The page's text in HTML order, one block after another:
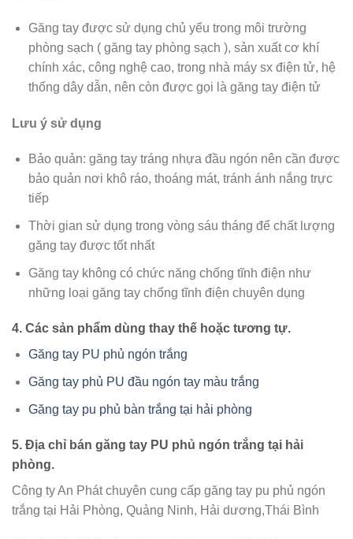
Găng tay được sử dụng chủ yếu trong môi trường
phòng sạch ( găng tay phòng sạch ), sản xuất cơ khí
chính xác, công nghệ cao, trong nhà máy sx điện tử, hệ
thống dây dẫn, nên còn được gọi là găng tay điện tử
Lưu ý sử dụng
Bảo quản: găng tay tráng nhựa đầu ngón nên cần được
bảo quản nơi khô ráo, thoáng mát, tránh ánh nắng trực
tiếp
Thời gian sử dụng trong vòng sáu tháng để chất lượng
găng tay được tốt nhất
Găng tay không có chức năng chống tĩnh điện như
những loại găng tay chống tĩnh điện chuyên dụng
4. Các sản phẩm dùng thay thế hoặc tương tự.
Găng tay PU phủ ngón trắng
Găng tay phủ PU đầu ngón tay màu trắng
Găng tay pu phủ bàn trắng tại hải phòng
5. Địa chỉ bán găng tay PU phủ ngón trắng tại hải
phòng.
Công ty An Phát chuyên cung cấp găng tay pu phủ ngón
trắng tại Hải Phòng, Quảng Ninh, Hải dương,Thái Bình